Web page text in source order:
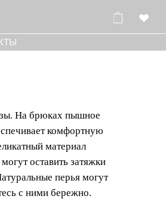
На брюках пышное
комфортную
материал
оставить затяжки
перья могут
с ними бережно.